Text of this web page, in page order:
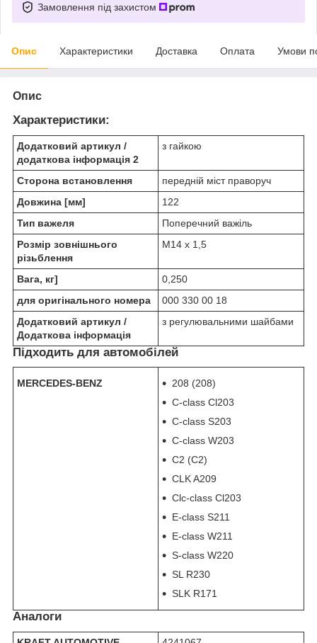
Замовлення під захистом
Опис Характеристики Доставка Оплата Умови
Опис
Характеристики:
Додатковий артикул /
додаткова інформація 2
з гайкою
Сторона встановлення
передній міст праворуч
Довжина [мм]
122
Тип важеля
Поперечний важіль
Розмір зовнішнього
різьблення
М14 х 1,5
Вага, кг]
0,250
для оригінального номера
000 330 00 18
Додатковий артикул /
Додаткова інформація
з регулювальними шайбами
Підходить для автомобілей
MERCEDES-BENZ
208 (208)
C-class Cl203
C-class S203
C-class W203
C2 (С2)
CLK A209
Clc-class Cl203
E-class S211
E-class W211
S-class W220
SL R230
SLK R171
Аналоги